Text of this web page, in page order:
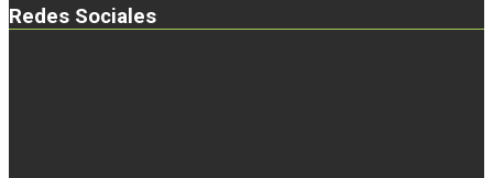
Redes Sociales